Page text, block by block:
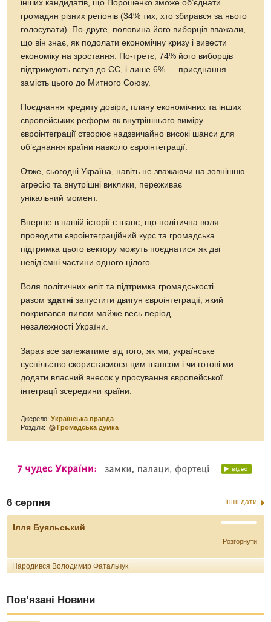
інших кандидатів, що Порошенко зможе об’єднати
громадян різних регіонів (34% тих, хто збирався за нього
голосувати). По-друге, половина його виборців вважали,
що він знає, як подолати економічну кризу і вивести
економіку на зростання. По-третє, 74% його виборців
підтримують вступ до ЄС, і лише 6% — приєднання
замість цього до Митного Союзу.
Поєднання кредиту довіри, плану економічних та інших
європейських реформ як внутрішнього виміру
євроінтеграції створює надзвичайно високі шанси для
об’єднання країни навколо євроінтеграції.
Отже, сьогодні Україна, навіть не зважаючи на зовнішню
агресію та внутрішні виклики, переживає
унікальний момент.
Вперше в нашій історії є шанс, що політична воля
проводити євроінтеграційний курс та громадська
підтримка цього вектору можуть поєднатися як дві
невід’ємні частини одного цілого.
Воля політичних еліт та підтримка громадськості
разомздатні запустити двигун євроінтеграції, який
покривався пилом майже весь період
незалежності України.
Зараз все залежатиме від того, як ми, українське
суспільство скористаємося цим шансом і чи готові ми
додати власний внесок у просування європейської
інтеграції зсередини країни.
Джерело:Українська правда
Розділи:
Громадська думка
6 серпня Інші дати
Ілля Буяльський
Розгорнути
Народився Володимир Фатальчук
Пов’язані Новини